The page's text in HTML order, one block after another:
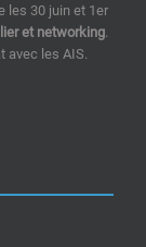
les 30 juin et 1er
et networking.
avec les AIS.